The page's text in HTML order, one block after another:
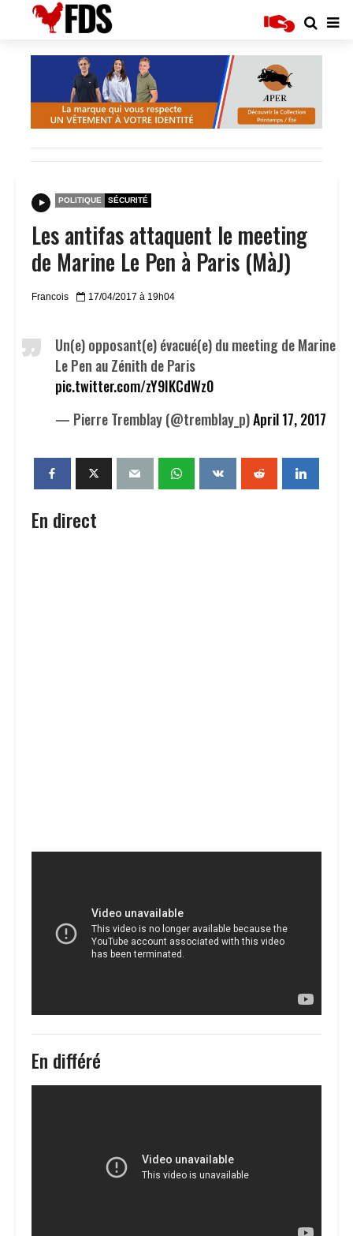
POLITIQUE SÉCURITÉ
Les antifas attaquent le meeting
de Marine Le Pen à Paris (MàJ)
Francois 17/04/2017 à 19h04
Un(e) opposant(e) évacué(e) du meeting de Marine
Le Pen au Zénith de Paris
pic.twitter.com/zY9IKCdWz0
— Pierre Tremblay (@tremblay_p)April 17, 2017
En direct
En différé